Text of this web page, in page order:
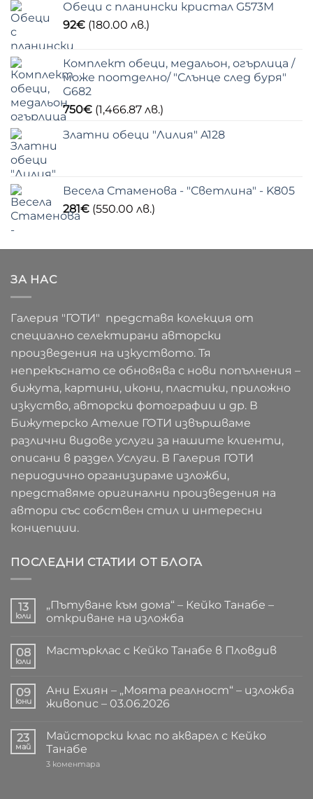
Обеци с планински кристал G573M
92€ (180.00 лв.)
Комплект обеци, медальон, огърлица /
може поотделно/ "Слънце след буря"
G682
750€ (1,466.87 лв.)
Златни обеци "Лилия" A128
Весела Стаменова - "Светлина" - K805
281€ (550.00 лв.)
ЗА НАС
Галерия "ГОТИ" представя колекция от
специално селектирани авторски
произведения на изкуството. Тя
непрекъснато се обновява с нови попълнения –
бижута, картини, икони, пластики, приложно
изкуство, авторски фотографии и др. В
Бижутерско Ателие ГОТИ извършваме
различни видове услуги за нашите клиенти,
описани в раздел Услуги. В Галерия ГОТИ
периодично организираме изложби,
представяме оригинални произведения на
автори със собствен стил и интересни
концепции.
ПОСЛЕДНИ СТАТИИ ОТ БЛОГА
13
юли
„Пътуване към дома“ – Кейко Танабе –
откриване на изложба
за
„Пътуване
–
Кейко
Танабе
на
изложба
08
юли
Мастърклас с Кейко Танабе в Пловдив
Мастърклас
с
Кейко
Пловдив
09
юни
Ани Ехиян – „Моята реалност“ – изложба
живопис – 03.06.2026
за
Ани
Ехиян
–
23
май
Майсторски клас по акварел с Кейко
Танабе
3 коментараза